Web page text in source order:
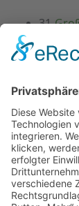
AL
31
04
Feb